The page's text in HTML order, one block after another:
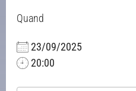
Quand
23/09/2025
20:00